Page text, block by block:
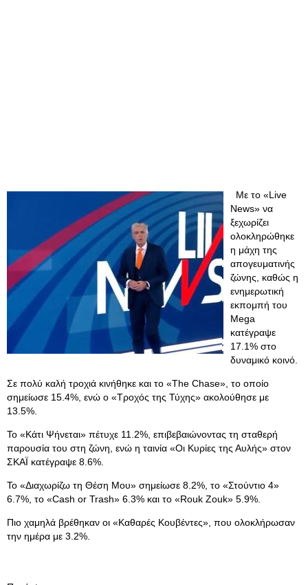
Με το «Live
News» να
ξεχωρίζει
ολοκληρώθηκε
η μάχη της
απογευματινής
ζώνης, καθώς η
ενημερωτική
εκπομπή του
Mega
κατέγραψε
17.1% στο
δυναμικό κοινό.
Σε πολύ καλή τροχιά κινήθηκε και το «The Chase», το οποίο
σημείωσε 15.4%, ενώ ο «Τροχός της Τύχης» ακολούθησε με
13.5%.
Το «Κάτι Ψήνεται» πέτυχε 11.2%, επιβεβαιώνοντας τη σταθερή
παρουσία του στη ζώνη, ενώ η ταινία «Οι Κυρίες της Αυλής» στον
ΣΚΑΪ κατέγραψε 8.6%.
Το «Διαχωρίζω τη Θέση Μου» σημείωσε 8.2%, το «Στούντιο 4»
6.7%, το «Cash or Trash» 6.3% και το «Rouk Zouk» 5.9%.
Πιο χαμηλά βρέθηκαν οι «Καθαρές Κουβέντες», που ολοκλήρωσαν
την ημέρα με 3.2%.